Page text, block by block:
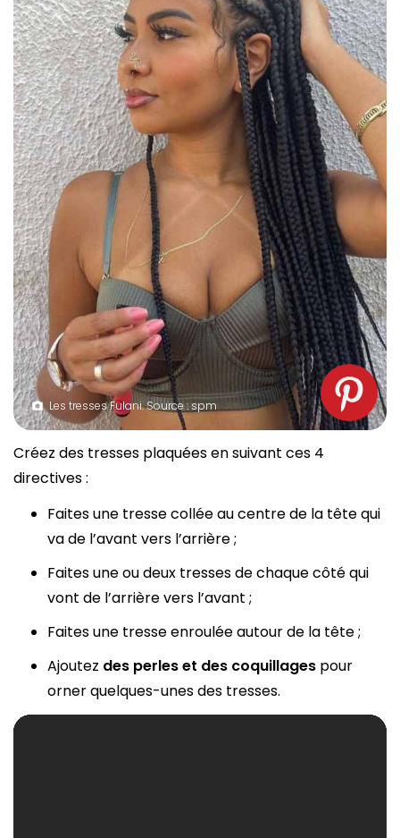
Les tresses Fulani. Source : spm
Créez des tresses plaquées en suivant ces 4
directives :
Faites une tresse collée au centre de la tête qui
va de l’avant vers l’arrière ;
Faites une ou deux tresses de chaque côté qui
vont de l’arrière vers l’avant ;
Faites une tresse enroulée autour de la tête ;
Ajoutez des perles et des coquillages pour
orner quelques-unes des tresses.